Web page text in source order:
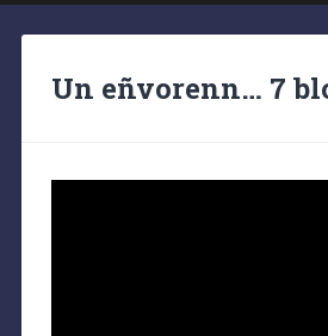
Un eñvorenn… 7